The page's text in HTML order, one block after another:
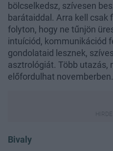
bölcselkedsz, szívesen
barátaiddal. Arra kell csak
folyton, hogy ne tűnjön
intuíciód, kommunikációd
gondolataid lesznek,
asztrológiát. Több utazás,
előfordulhat novemberben.
Bivaly